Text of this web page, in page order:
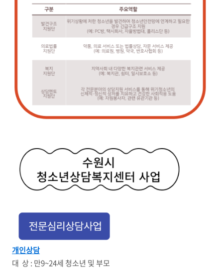
개인상담
대 상 : 만9~24세 청소년 및 부모